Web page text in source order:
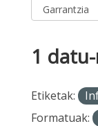
1
Etiketak:
Formatuak: